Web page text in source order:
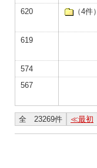
620
（4件）
619
574
567
全 23269件 ≪最初